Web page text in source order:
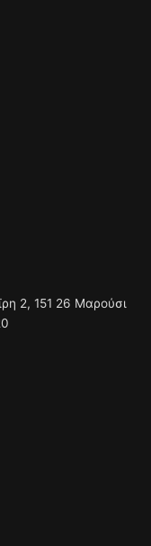
2, 151 26 Μαρούσι